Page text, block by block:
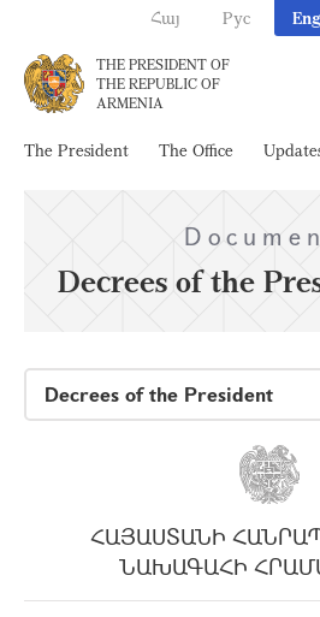
Հայ Рус Eng
THE PRESIDENT OF
THE REPUBLIC OF
ARMENIA
The President The Office
Decrees of the
Decrees of the President
ՀԱՅԱՍՏԱՆԻ
ՆԱԽԱԳԱՀԻ